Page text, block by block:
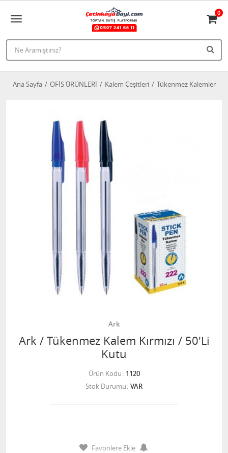
0
Ana Sayfa OFİS ÜRÜNLERİ Kalem Çeşitleri Tükenmez Kalemler
Ark
Ark / Tükenmez Kalem Kırmızı / 50'Li
Kutu
Ürün Kodu 1120
Stok Durumu VAR
Favorilere Ekle